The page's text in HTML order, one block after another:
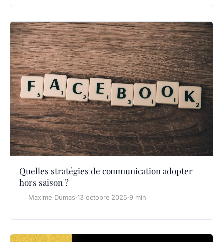
Quelles stratégies de communication adopter
hors saison ?
Maxime Dumas·13 octobre 2025·9 min